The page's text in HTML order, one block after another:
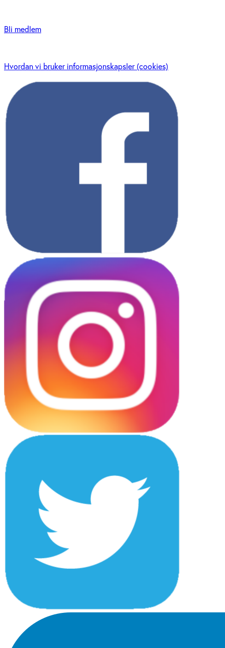
Bli medlem
Hvordan vi bruker informasjonskapsler (cookies)